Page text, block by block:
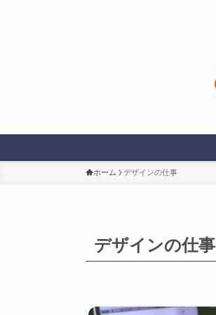
ホーム デザインの仕事
デザインの仕事